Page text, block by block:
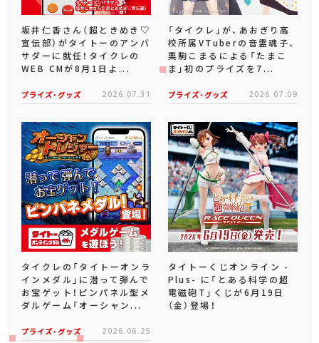
坂井仁香さん（超ときめき♡
宣伝部）がタイトーのアンバ
サダーに就任！タイクレの
WEB CMが8月1日よ...
プライズ・グッズ 2026.07.31
「タイクレ」が、あおぎり高
校所属VTuberの音霊魂子、
栗駒こまるによる「たまこ
ま」初のプライズを7...
プライズ・グッズ 2026.07.09
タイクレの「タイトーオンラ
インメダル」に潜って弾んで
お宝ゲット！ピンパネル型メ
ダルゲーム「オーシャン...
プライズ・グッズ 2026.06.25
タイトーくじオンライン -
Plus- に「とある科学の超
電磁砲T」くじが6月19日
（金）登場！